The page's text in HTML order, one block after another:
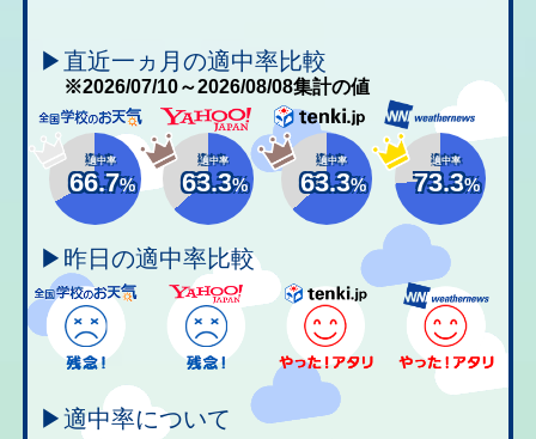
▶直近一ヵ月の適中率比較
※2026/07/10～2026/08/08集計の値
適中率
66.7%
適中率
63.3%
適中率
63.3%
適中率
73.3%
▶昨日の適中率比較
▶適中率について